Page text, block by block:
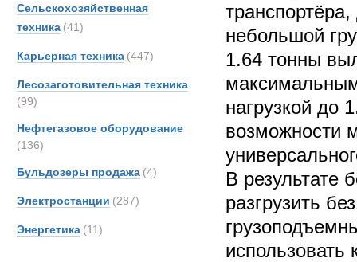
Сельскохозяйственная
техника (41)
Карьерная техника (447)
Лесозаготовительная техника
(99)
Нефтегазовое оборудование
(136)
Бульдозеры продажа (4)
Электростанции (287)
Энергетика (11)
небольшой
1.64 тонны
нагрузкой до
возможности
В результате
разгрузить